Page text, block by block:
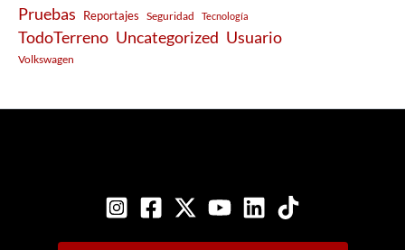
Pruebas Reportajes Seguridad Tecnología
TodoTerreno Uncategorized Usuario
Volkswagen